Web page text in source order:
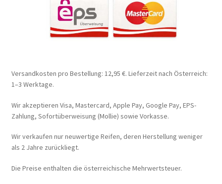
Versandkosten pro Bestellung: 12,95 €. Lieferzeit nach Österreich:
1–3 Werktage.
Wir akzeptieren Visa, Mastercard, Apple Pay, Google Pay, EPS-
Zahlung, Sofortüberweisung (Mollie) sowie Vorkasse.
Wir verkaufen nur neuwertige Reifen, deren Herstellung weniger
als 2 Jahre zurückliegt.
Die Preise enthalten die österreichische Mehrwertsteuer.